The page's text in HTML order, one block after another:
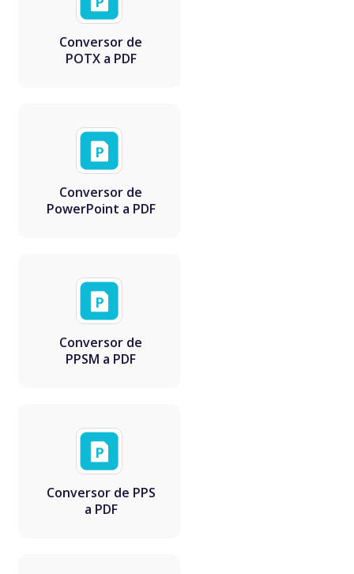
Conversor de
POTX a PDF
Conversor de
PowerPoint a PDF
Conversor de
PPSM a PDF
Conversor de PPS
a PDF